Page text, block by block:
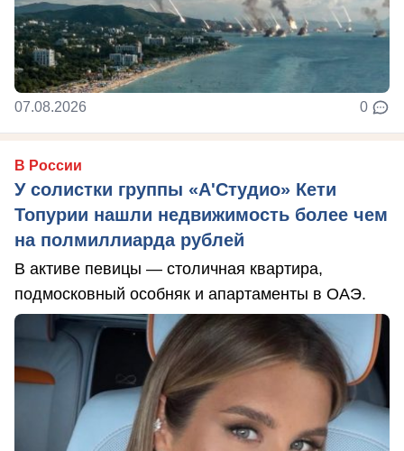
07.08.2026 0
В России
У солистки группы «А'Студио» Кети
Топурии нашли недвижимость более чем
на полмиллиарда рублей
В активе певицы — столичная квартира,
подмосковный особняк и апартаменты в ОАЭ.